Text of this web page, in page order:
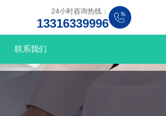
24小时咨询热线：
13316339996
联系我们